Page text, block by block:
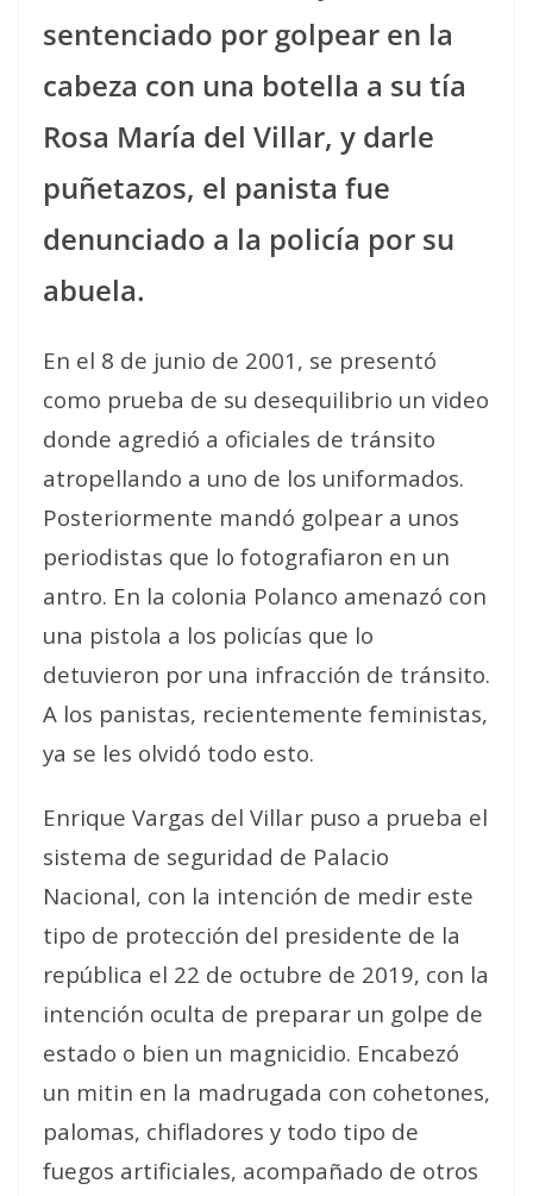
sentenciado por golpear en la
cabeza con una botella a su tía
Rosa María del Villar, y darle
puñetazos, el panista fue
denunciado a la policía por su
abuela.
En el 8 de junio de 2001, se presentó
como prueba de su desequilibrio un video
donde agredió a oficiales de tránsito
atropellando a uno de los uniformados.
Posteriormente mandó golpear a unos
periodistas que lo fotografiaron en un
antro. En la colonia Polanco amenazó con
una pistola a los policías que lo
detuvieron por una infracción de tránsito.
A los panistas, recientemente feministas,
ya se les olvidó todo esto.
Enrique Vargas del Villar puso a prueba el
sistema de seguridad de Palacio
Nacional, con la intención de medir este
tipo de protección del presidente de la
república el 22 de octubre de 2019, con la
intención oculta de preparar un golpe de
estado o bien un magnicidio. Encabezó
un mitin en la madrugada con cohetones,
palomas, chifladores y todo tipo de
fuegos artificiales, acompañado de otros